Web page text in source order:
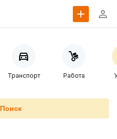
Транспорт Работа
Поиск